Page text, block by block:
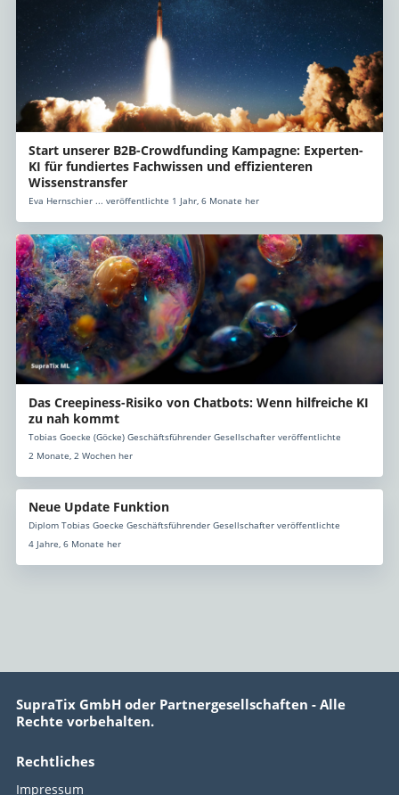
Start unserer B2B-Crowdfunding Kampagne: Experten-
KI für fundiertes Fachwissen und effizienteren
Wissenstransfer
Eva Hernschier ... veröffentlichte 1 Jahr, 6 Monate her
Das Creepiness-Risiko von Chatbots: Wenn hilfreiche KI
zu nah kommt
Tobias Goecke (Göcke) Geschäftsführender Gesellschafter veröffentlichte
2 Monate, 2 Wochen her
Neue Update Funktion
Diplom Tobias Goecke Geschäftsführender Gesellschafter veröffentlichte
4 Jahre, 6 Monate her
SupraTix GmbH oder Partnergesellschaften - Alle
Rechte vorbehalten.
Rechtliches
Impressum